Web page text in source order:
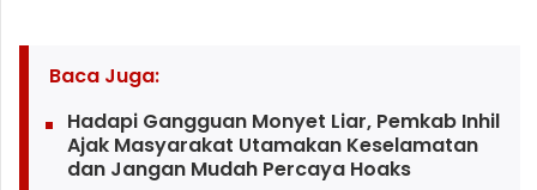
Baca Juga:
Hadapi Gangguan Monyet Liar, Pemkab Inhil
Ajak Masyarakat Utamakan Keselamatan
dan Jangan Mudah Percaya Hoaks